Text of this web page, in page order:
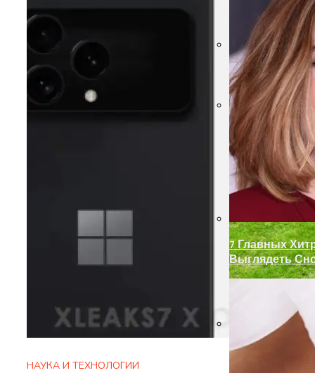
Замки С
Ручка-
Декор Для
7 Главных
Выглядеть
НАУКА И ТЕХНОЛОГИИ